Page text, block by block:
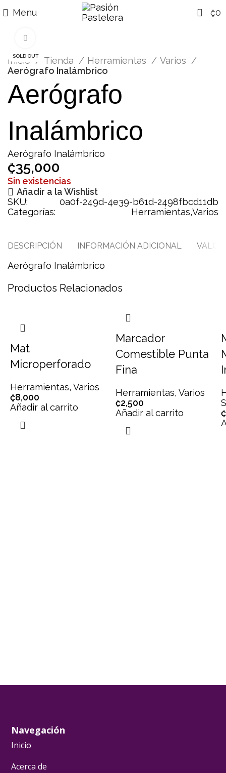
Menu 0 ₡0
SOLD OUT
Inicio Tienda Herramientas
Varios
Aerógrafo Inalámbrico
Aerógrafo
Inalámbrico
Aerógrafo Inalámbrico
₡35,000
Sin existencias
Añadir a la Wishlist
SKU:
0a0f-249d-4e39-b61d-2498fbcd11db
Categorías:
Herramientas,Varios
DESCRIPCIÓN INFORMACIÓN ADICIONAL
Aerógrafo Inalámbrico
Productos Relacionados
Mat
Microperforado
Herramientas, Varios
₡8,000
Añadir al carrito
Marcador
Comestible Punta
Fina
Herramientas, Varios
₡2,500
Añadir al carrito
₡
Navegación
Inicio
Acerca de